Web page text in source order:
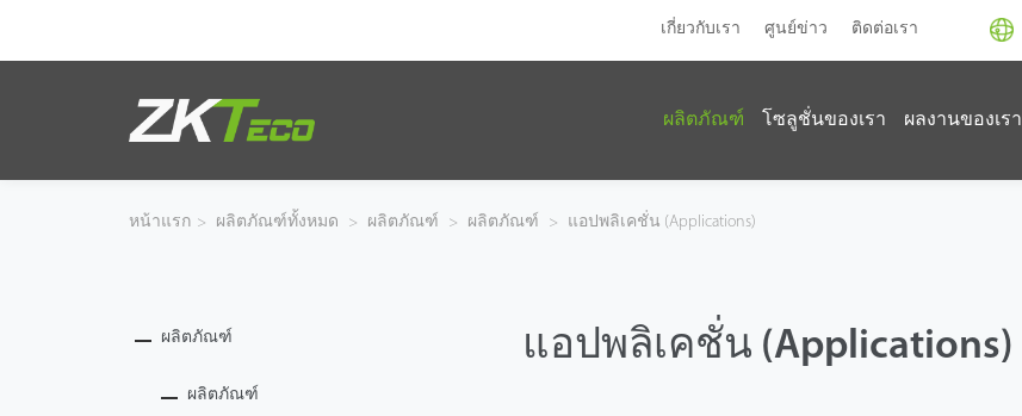
เกี่ยวกับเรา ศูนย์ข่าว ติดต่อเรา
ผลิตภัณฑ์ โซลูชั่นของเรา ผลงานของเรา
หน้าแรก > ผลิตภัณฑ์ทั้งหมด > ผลิตภัณฑ์ > ผลิตภัณฑ์ > แอปพลิเคชั่น (Applications)
ผลิตภัณฑ์
ผลิตภัณฑ์
แอปพลิเคชั่น (Applications)